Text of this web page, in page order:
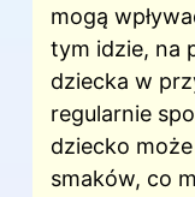
mogą
tym idzie, na
dziecka w
regularnie
dziecko
smaków, co